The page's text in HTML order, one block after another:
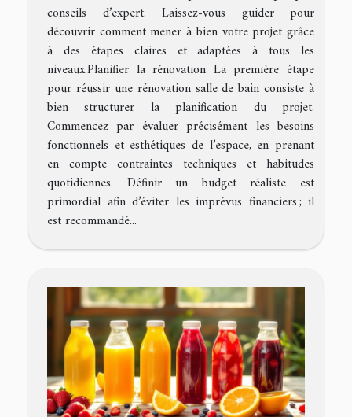
conseils d’expert. Laissez-vous guider pour
découvrir comment mener à bien votre projet grâce
à des étapes claires et adaptées à tous les
niveaux.Planifier la rénovation La première étape
pour réussir une rénovation salle de bain consiste à
bien structurer la planification du projet.
Commencez par évaluer précisément les besoins
fonctionnels et esthétiques de l’espace, en prenant
en compte contraintes techniques et habitudes
quotidiennes. Définir un budget réaliste est
primordial afin d’éviter les imprévus financiers ; il
est recommandé...